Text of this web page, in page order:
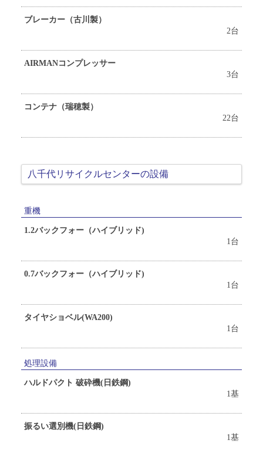
ブレーカー（古川製）
2台
AIRMANコンプレッサー
3台
コンテナ（瑞穂製）
22台
八千代リサイクルセンターの設備
重機
1.2バックフォー（ハイブリッド)
1台
0.7バックフォー（ハイブリッド)
1台
タイヤショベル(WA200)
1台
処理設備
ハルドパクト 破砕機(日鉄鋼)
1基
振るい選別機(日鉄鋼)
1基